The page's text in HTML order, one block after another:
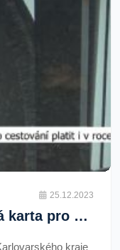
25.12.2023
Region: Bude vaše čipová karta pro cestování platit i v roce 2024? (TV Západ)
kraje